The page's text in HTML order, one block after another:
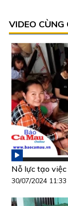
VIDEO CÙNG
Nỗ lực tạo
30/07/2024 11:33